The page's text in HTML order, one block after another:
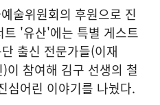
술위원회의 후원으로 진
'유산'에는 특별 게스트
출신 전문가들(이재
이 참여해 김구 선생의 철
심어린 이야기를 나눴다.